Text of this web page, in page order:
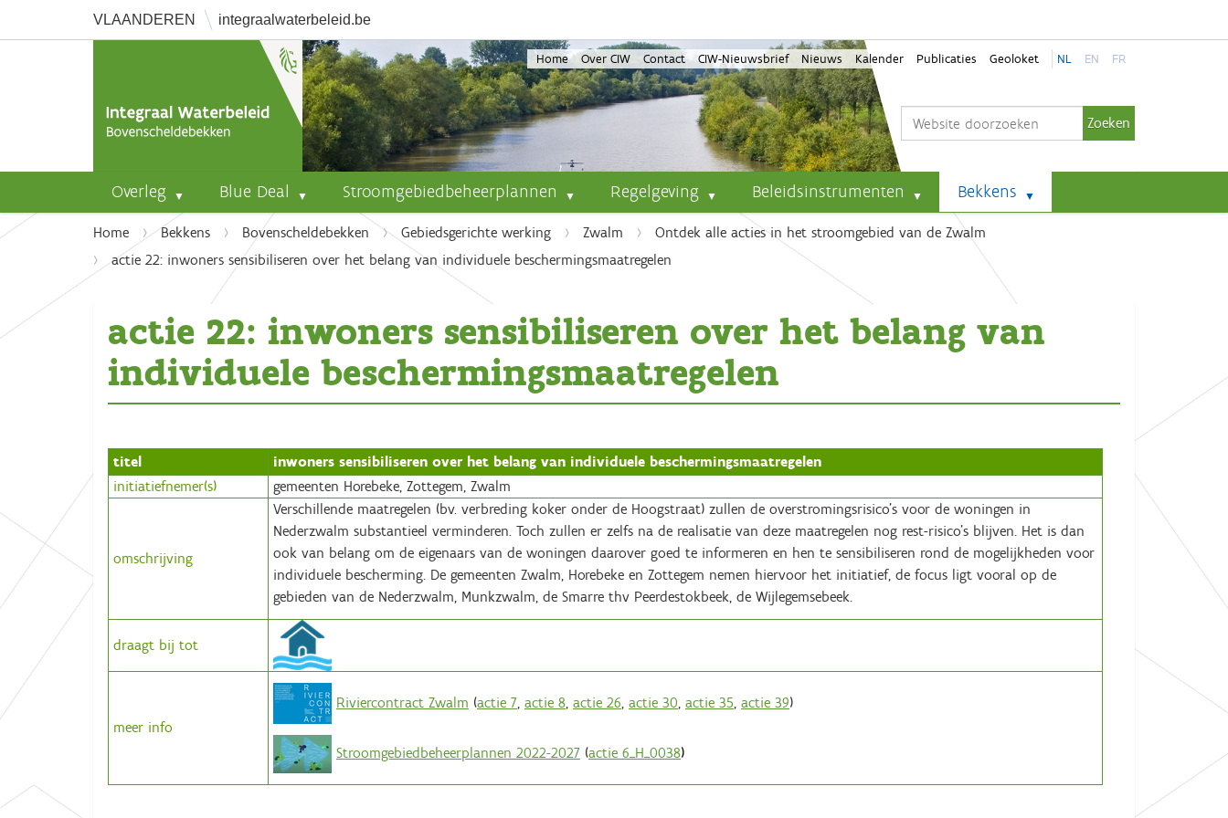
VLAANDEREN integraalwaterbeleid.be
Home Over CIW Contact CIW-Nieuwsbrief Nieuws Kalender Publicaties Geoloket NL EN FR
Overleg Blue Deal Stroomgebiedbeheerplannen Regelgeving Beleidsinstrumenten Bekkens
U
b
e
Home Bekkens Bovenscheldebekken Gebiedsgerichte werking Zwalm
Ontdek alle acties in het stroomgebied van de Zwalm
actie 22: inwoners sensibiliseren over het belang van individuele beschermingsmaatregelen
actie 22: inwoners sensibiliseren over het belang van
individuele beschermingsmaatregelen
titel
inwoners sensibiliseren over het belang van individuele beschermingsmaatregelen
initiatiefnemer(s)
gemeenten Horebeke, Zottegem, Zwalm
omschrijving
Verschillende maatregelen (bv. verbreding koker onder de Hoogstraat) zullen de overstromingsrisico’s voor de woningen in
Nederzwalm substantieel verminderen. Toch zullen er zelfs na de realisatie van deze maatregelen nog rest-risico’s blijven. Het is dan
ook van belang om de eigenaars van de woningen daarover goed te informeren en hen te sensibiliseren rond de mogelijkheden voor
individuele bescherming. De gemeenten Zwalm, Horebeke en Zottegem nemen hiervoor het initiatief, de focus ligt vooral op de
gebieden van de Nederzwalm, Munkzwalm, de Smarre thv Peerdestokbeek, de Wijlegemsebeek.
draagt bij tot
meer info
Riviercontract Zwalm (actie 7 actie 8 actie 26 actie 30 actie 35 actie 39)
Stroomgebiedbeheerplannen 2022-2027 (actie 6_H_0038)